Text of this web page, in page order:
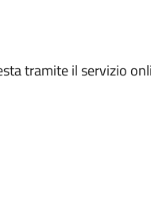
tramite il servizio